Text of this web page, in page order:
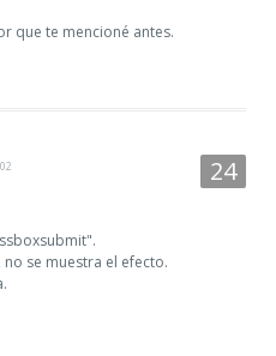
que te mencioné antes.
se muestra el efecto.